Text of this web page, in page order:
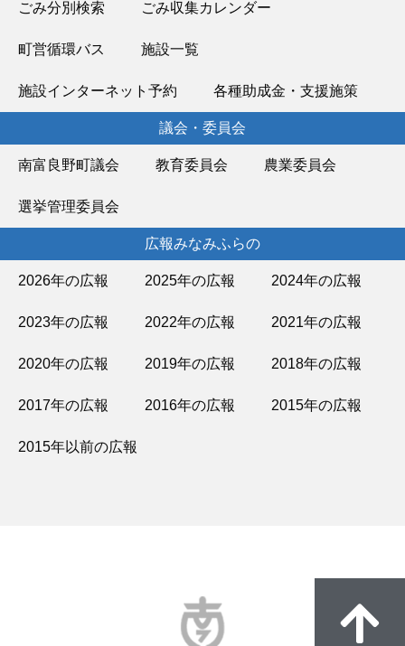
ごみ分別検索 ごみ収集カレンダー
町営循環バス 施設一覧
施設インターネット予約 各種助成金・支援施策
議会・委員会
南富良野町議会 教育委員会 農業委員会
選挙管理委員会
広報みなみふらの
2026年の広報 2025年の広報 2024年の広報
2023年の広報 2022年の広報 2021年の広報
2020年の広報 2019年の広報 2018年の広報
2017年の広報 2016年の広報 2015年の広報
2015年以前の広報